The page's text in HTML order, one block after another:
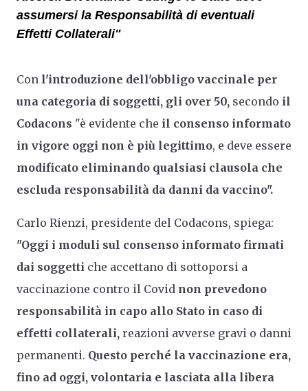
assumersi la Responsabilità di eventuali
Effetti Collaterali"
Con l'introduzione dell'obbligo vaccinale per
una categoria di soggetti, gli over 50, secondo il
Codacons "è evidente che il consenso informato
in vigore oggi non è più legittimo, e deve essere
modificato eliminando qualsiasi clausola che
escluda responsabilità da danni da vaccino".
Carlo Rienzi, presidente del Codacons, spiega:
"Oggi i moduli sul consenso informato firmati
dai soggetti che accettano di sottoporsi a
vaccinazione contro il Covid non prevedono
responsabilità in capo allo Stato in caso di
effetti collaterali, reazioni avverse gravi o danni
permanenti. Questo perché la vaccinazione era,
fino ad oggi, volontaria e lasciata alla libera